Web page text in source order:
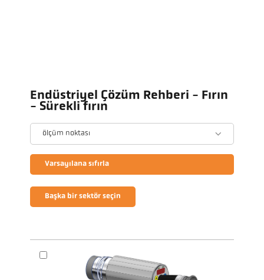
Endüstriyel Çözüm Rehberi - Fırın
- Sürekli fırın
ölçüm noktası
Varsayılana sıfırla
Başka bir sektör seçin